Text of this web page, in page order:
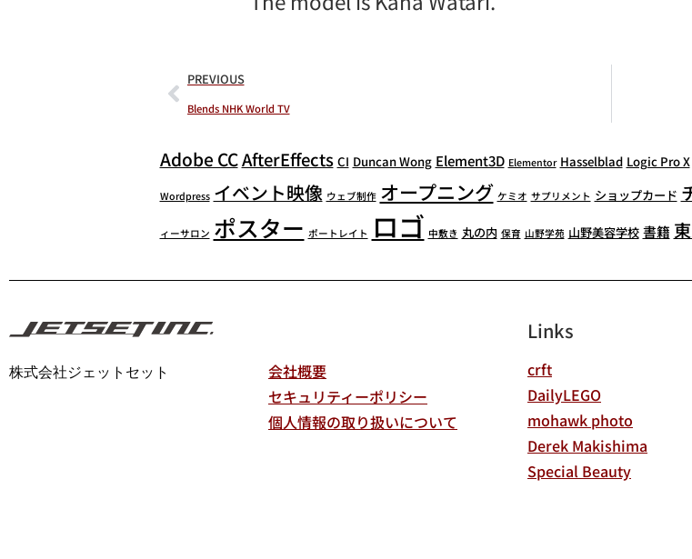
PREVIOUS
Blends NHK World TV
Adobe CCAfterEffects CI Duncan Wong Element3D Elementor Hasselblad Logic Pro X
Wordpress イベント映像 ウェブ制作 オープニング ケミオ サプリメント ショップカード
ィーサロン ポスター ポートレイト ロゴ 中敷き 丸の内 保育 山野学苑 山野美容学校 書籍
株式会社ジェットセット
会社概要
セキュリティーポリシー
個人情報の取り扱いについて
Links
crft
DailyLEGO
mohawk photo
Derek Makishima
Special Beauty